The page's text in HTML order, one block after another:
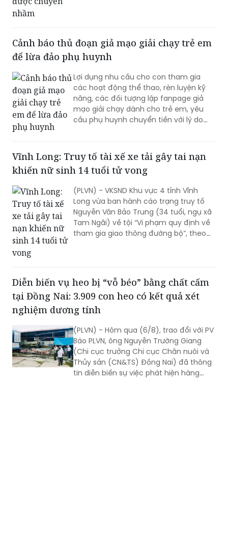
Cảnh báo thủ đoạn giả mạo giải chạy trẻ em
để lừa đảo phụ huynh
Lợi dụng nhu cầu cho con tham gia
các hoạt động thể thao, rèn luyện kỹ
năng, các đối tượng lập fanpage giả
mạo giải chạy dành cho trẻ em, yêu
cầu phụ huynh chuyển tiền với lý do
Công an Hà Nội cảnh báo người dân
cần kiểm tra kỹ đơn vị tổ chức trước khi
đăng ký và tuyệt đối không chuyển tiền
theo yêu cầu từ các tài khoản không rõ
nguồn gốc.
Vĩnh Long: Truy tố tài xế xe tải gây tai nạn
khiến nữ sinh 14 tuổi tử vong
(PLVN) - VKSND Khu vực 4 tỉnh Vĩnh
Long vừa ban hành cáo trạng truy tố
Nguyễn Văn Bảo Trung (34 tuổi, ngụ xã
Tam Ngãi) về tội “Vi phạm quy định về
tham gia giao thông đường bộ”, theo
Diễn biến vụ heo bị “vỗ béo” bằng chất cấm
tại Đồng Nai: 3.909 con heo có kết quả xét
nghiệm dương tính
(PLVN) - Hôm qua (6/8), trao đổi với PV
Báo PLVN, ông Nguyễn Trường Giang
(Chi cục trưởng Chi cục Chăn nuôi và
Thủy sản (CN&TS) Đồng Nai) đã thông
tin diễn biến sự việc phát hiện hàng